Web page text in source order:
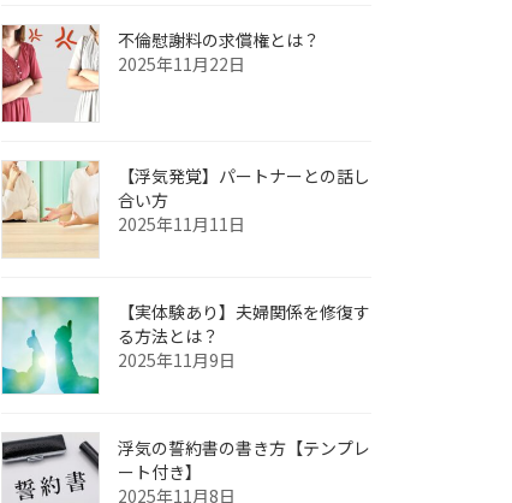
不倫慰謝料の求償権とは？
2025年11月22日
【浮気発覚】パートナーとの話し
合い方
2025年11月11日
【実体験あり】夫婦関係を修復す
る方法とは？
2025年11月9日
浮気の誓約書の書き方【テンプレ
ート付き】
2025年11月8日